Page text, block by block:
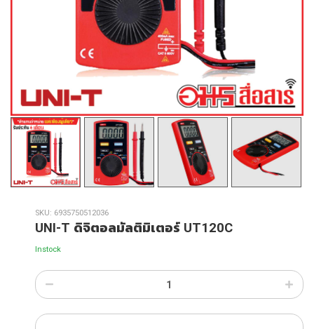
SKU: 6935750512036
UNI-T ดิจิตอลมัลติมิเตอร์ UT120C
Instock